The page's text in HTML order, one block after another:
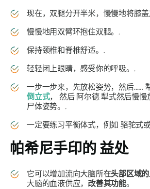
现在，双腿分开半米，慢慢地将膝
慢慢地用双臂环抱住双腿。.
保持颈椎和脊椎舒适。.
轻轻闭上眼睛，感受你的呼吸。.
一步一步来，先放松姿势，然后……
倒立式， 然后 阿尔德犁式然后慢慢
尸体姿势。.
一定要练习平衡体式，例如 骆驼式
帕希尼手印的益处
它可以增加流向大脑所在头部区域
大脑的血液供应， 改善其功能。